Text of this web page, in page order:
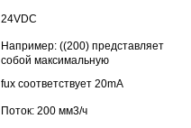
24VDC
Например: ((200) представляет
собой максимальную
fux соответствует 20mA
Поток: 200 мм3/ч